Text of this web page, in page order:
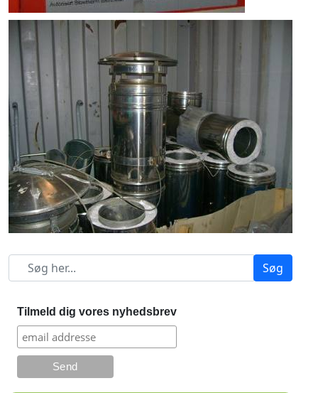
Søg
Tilmeld dig vores nyhedsbrev